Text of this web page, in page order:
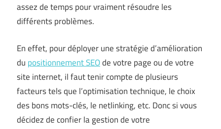
assez de temps pour vraiment résoudre les
différents problèmes.
En effet, pour déployer une stratégie d’amélioration
du positionnement SEOde votre page ou de votre
site internet, il faut tenir compte de plusieurs
facteurs tels que l’optimisation technique, le choix
des bons mots-clés, le netlinking, etc. Donc si vous
décidez de confier la gestion de votre